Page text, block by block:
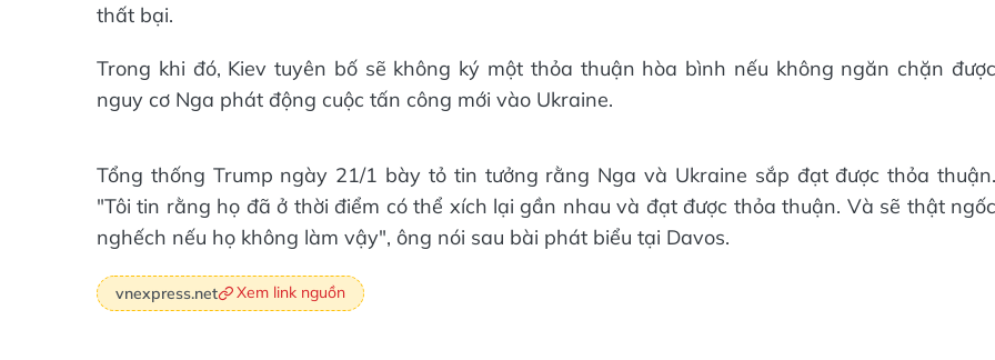
thất bại.
Trong khi đó, Kiev tuyên bố sẽ không ký một thỏa thuận hòa bình nếu không ngăn chặn được
nguy cơ Nga phát động cuộc tấn công mới vào Ukraine.
Tổng thống Trump ngày 21/1 bày tỏ tin tưởng rằng Nga và Ukraine sắp đạt được thỏa thuận.
"Tôi tin rằng họ đã ở thời điểm có thể xích lại gần nhau và đạt được thỏa thuận. Và sẽ thật ngốc
nghếch nếu họ không làm vậy", ông nói sau bài phát biểu tại Davos.
vnexpress.net Xem link nguồn